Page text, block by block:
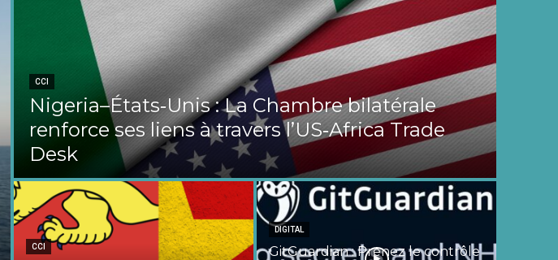
CCI
Nigeria–États‑Unis : La Chambre bilatérale
renforce ses liens à travers l’US‑Africa Trade
Desk
CCI
DIGITAL
GitGuardian : Prenez le contrôle